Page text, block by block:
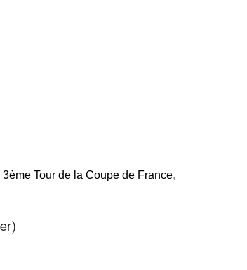
3ème Tour de la Coupe de France,